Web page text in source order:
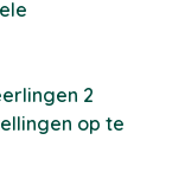
2
op te